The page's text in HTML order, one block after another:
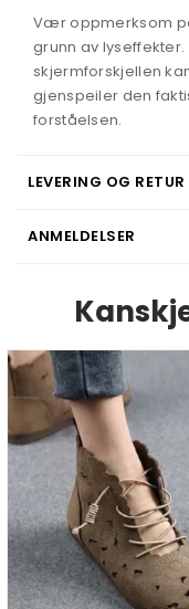
Vær oppmerksom
grunn av
skjermforskjellen
gjenspeiler den
forståelsen.
LEVERING OG RETUR
ANMELDELSER